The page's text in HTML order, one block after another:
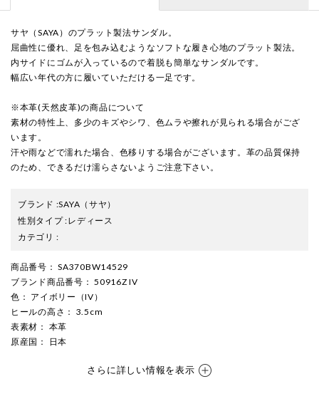
サヤ（SAYA）のプラット製法サンダル。
屈曲性に優れ、足を包み込むようなソフトな履き心地のプラット製法。
内サイドにゴムが入っているので着脱も簡単なサンダルです。
幅広い年代の方に履いていただける一足です。
※本革(天然皮革)の商品について
素材の特性上、多少のキズやシワ、色ムラや擦れが見られる場合がござ
います。
汗や雨などで濡れた場合、色移りする場合がございます。革の品質保持
のため、できるだけ濡らさないようご注意下さい。
ブランド :SAYA （サヤ）
性別タイプ:レディース
カテゴリ :
商品番号 ： SA370BW14529
ブランド商品番号 ： 50916Z IV
色 ： アイボリー（IV）
ヒールの高さ ： 3.5cm
表素材 ： 本革
原産国 ： 日本
さらに詳しい情報を表示